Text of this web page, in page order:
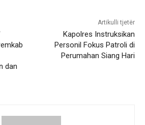
dan
Artikulli tjetër
Kapolres Instruksikan
Personil Fokus Patroli di
Perumahan Siang Hari